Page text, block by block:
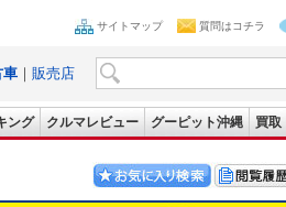
サイトマップ 質問はコチラ
車 ｜ 販売店
ング クルマレビュー グーピット沖縄 買取